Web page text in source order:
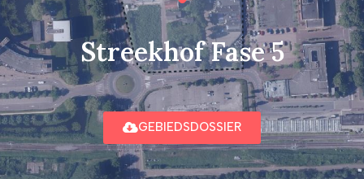
Streekhof Fase 5
GEBIEDSDOSSIER